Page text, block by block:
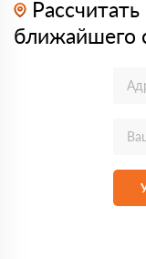
ближайшего